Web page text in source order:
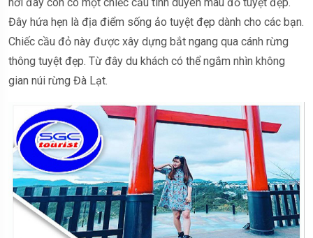
Đây hứa hẹn là địa điểm sống ảo tuyệt đẹp dành cho các bạn.
Chiếc cầu đỏ này được xây dựng bắt ngang qua cánh rừng
thông tuyệt đẹp. Từ đây du khách có thể ngắm nhìn không
gian núi rừng Đà Lạt.